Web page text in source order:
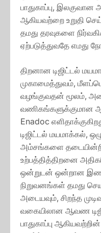
பாதுகாப்பு,
ஆகியவற்றை உறுதி
தமது தரவுகளை
ஏற்படுத்துவதே எமது
திறனான டிஜிட்டல்
முகாமைத்துவம்,
வழங்குவதன் மூலம்,
வணிகங்களுக்குமான
Enadoc
டிஜிட்டல் மயமாக்கல்,
அம்சங்களை
உற்பத்தித்திறனை
ஒன்றுடன் ஒன்றான
நிறுவனங்கள் தமது
அடையவும், சிறந்த
வகையிலான ஆவண
பாதுகாப்பு